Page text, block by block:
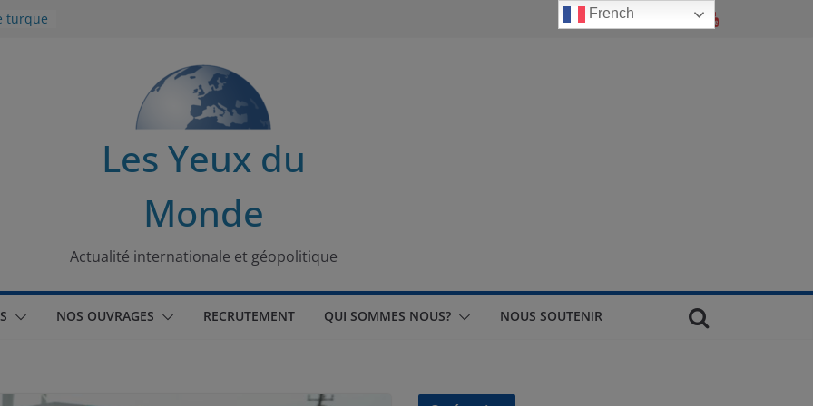
turque
Les Yeux du
Monde
Actualité internationale et géopolitique
NOS OUVRAGES RECRUTEMENT QUI SOMMES NOUS? NOUS SOUTENIR
French